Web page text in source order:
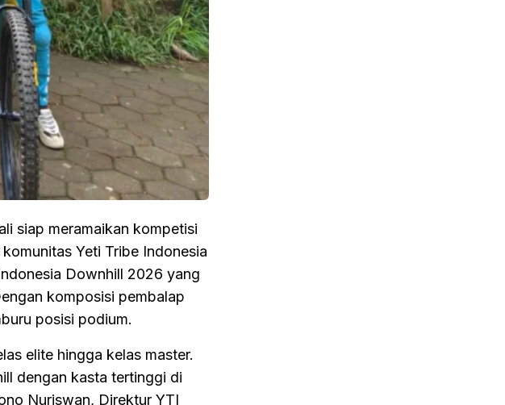
siap meramaikan kompetisi
Yeti Tribe Indonesia
Downhill 2026 yang
komposisi pembalap
posisi podium.
elite hingga kelas master.
dengan kasta tertinggi di
Nuriswan, Direktur YTI